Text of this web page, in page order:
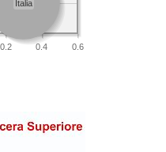
0.2 0.4 0.6
Italia